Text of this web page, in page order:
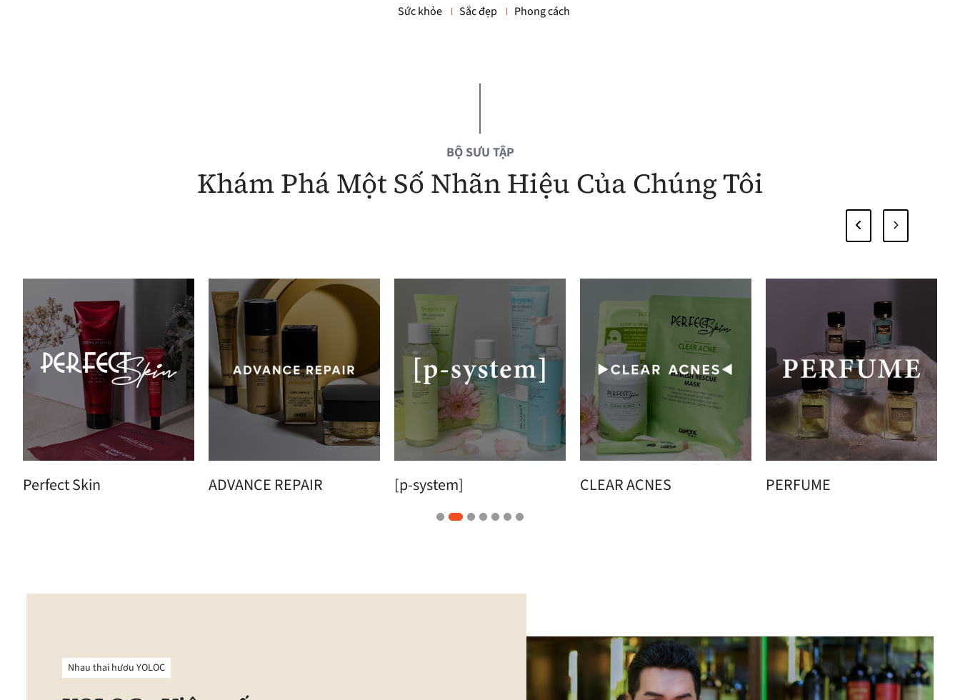
Sức khỏe Sắc đẹp Phong cách
BỘ SƯU TẬP
Khám Phá Một Số Nhãn Hiệu Của Chúng Tôi
Perfect Skin ADVANCE REPAIR [p-system] CLEAR ACNES PERFUME
Nhau thai hươu YOLOC